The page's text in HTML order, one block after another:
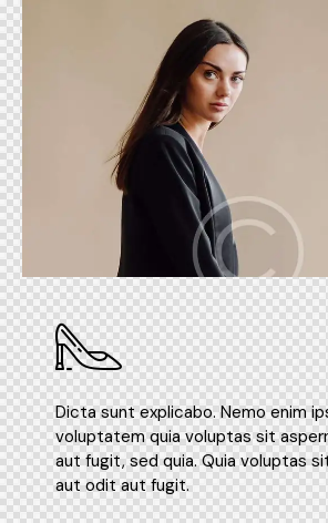
Dicta sunt explicabo. Nemo enim
voluptatem quia voluptas sit
aut fugit, sed quia. Quia voluptas
aut odit aut fugit.